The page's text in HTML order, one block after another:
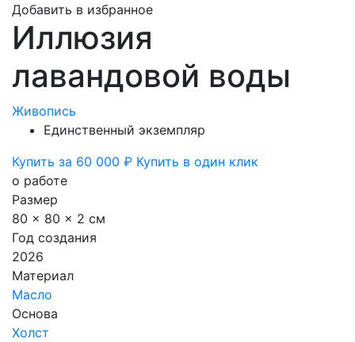
Добавить в избранное
Иллюзия
лавандовой воды
Живопись
Единственный экземпляр
Купить за 60 000 ₽ Купить в один клик
о работе
Размер
80 x 80 x 2 см
Год создания
2026
Материал
Масло
Основа
Холст